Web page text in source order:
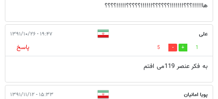
ها!!!!!؟؟؟!!!!!!!؟؟؟؟؟؟!!!!!!؟؟؟؟؟!!!!!؟؟؟؟
علی ۱۹:۴۷ - ۱۳۹۱/۱۰/۲۶
1
5
پاسخ
به فکر عنصر 119می افتم
پویا امانیان ۱۵:۳۳ - ۱۳۹۱/۱۱/۱۲